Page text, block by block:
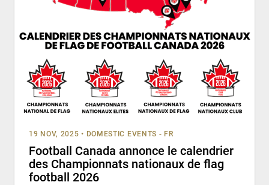
19 NOV, 2025 • DOMESTIC EVENTS - FR
Football Canada annonce le calendrier
des Championnats nationaux de flag
football 2026